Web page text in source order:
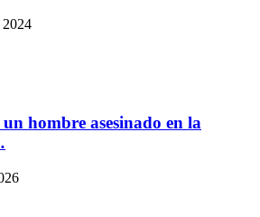
2024
hombre asesinado en la